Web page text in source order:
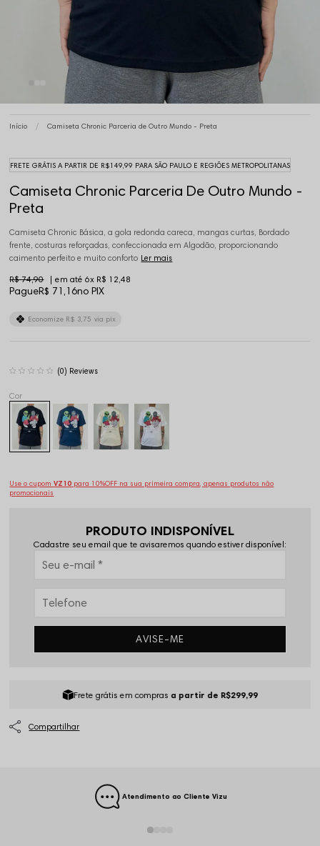
Início Camiseta Chronic Parceria de Outro Mundo - Preta
FRETE GRÁTIS A PARTIR DE R$149,99 PARA SÃO PAULO E REGIÕES METROPOLITANAS
Camiseta Chronic Parceria De Outro Mundo -
Preta
Camiseta Chronic Básica, a gola redonda careca, mangas curtas, Bordado
frente, costuras reforçadas, confeccionada em Algodão, proporcionando
caimento perfeito e muito conforto Ler mais
PagueR$ 71,16no PIX
R$ 74,90 6x R$ 12,48
Economize R$ 3,75 via pix
(0)
Use o cupomVZ10 para 10%OFF na sua primeira compra, apenas produtos não
promocionais
PRODUTO INDISPONÍVEL
Cadastre seu email que te avisaremos quando estiver disponível:
AVISE-ME
Frete grátis em compras a partir de R$299,99
Atendimento ao Cliente Vizu